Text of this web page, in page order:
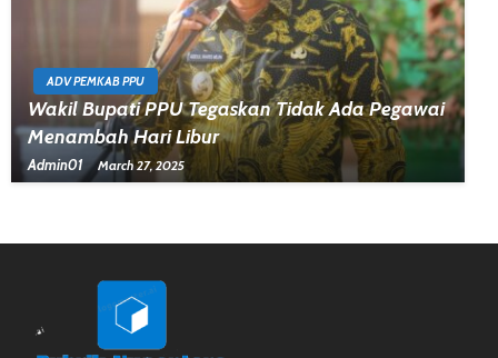
ADV PEMKAB PPU
Wakil Bupati PPU Tegaskan Tidak Ada Pegawai
Menambah Hari Libur
Admin01 March 27, 2025